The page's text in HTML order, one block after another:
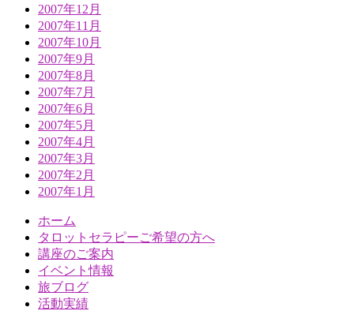
2007年12月
2007年11月
2007年10月
2007年9月
2007年8月
2007年7月
2007年6月
2007年5月
2007年4月
2007年3月
2007年2月
2007年1月
ホーム
タロットセラピーご希望の方へ
講座のご案内
イベント情報
旅ブログ
活動実績